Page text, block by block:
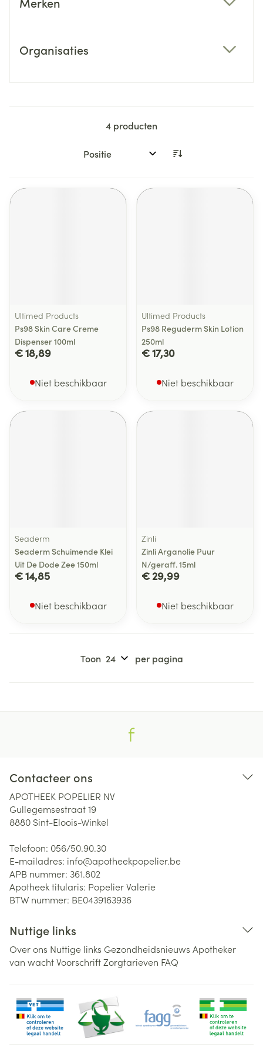
Organisaties
4 producten
Sorteer op:
Ultimed Products
Ps98 Skin Care Creme
Dispenser 100ml
€ 18,89
Niet beschikbaar
Ultimed Products
Ps98 Reguderm Skin Lotion
250ml
€ 17,30
Niet beschikbaar
Seaderm
Seaderm Schuimende Klei
Uit De Dode Zee 150ml
€ 14,85
Niet beschikbaar
Zinli
Zinli Arganolie Puur
N/geraff. 15ml
€ 29,99
Niet beschikbaar
Toon per pagina
Contacteer ons
APOTHEEK POPELIER NV
Gullegemsestraat 19
8880 Sint-Eloois-Winkel
Telefoon: 056/50.90.30
E-mailadres: info@apotheekpopelier.be
APB nummer: 361.802
Apotheek titularis: Popelier Valerie
BTW nummer: BE0439163936
Nuttige links
Over ons Nuttige links Gezondheidsnieuws Apotheker
van wachtVoorschriftZorgtarieven FAQ